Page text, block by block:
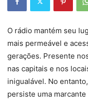
O rádio mantém seu
mais permeável e
gerações. Presente
nas capitais e nos
inigualável. No
persiste uma